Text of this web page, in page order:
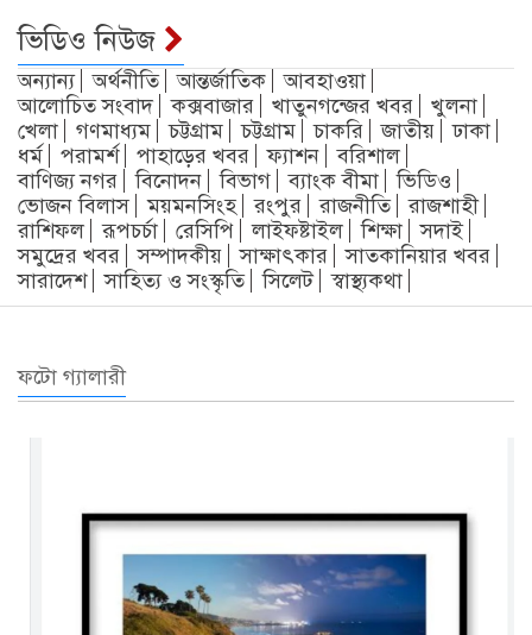
ভিডিও নিউজ
অন্যান্য অর্থনীতি আন্তর্জাতিক
আবহাওয়া
আলোচিত সংবাদ
কক্সবাজার খাতুনগন্জের খবর
খুলনা
খেলা
গণমাধ্যম চট্টগ্রাম চট্টগ্রাম চাকরি জাতীয়
ঢাকা
ধর্ম
পরামর্শ পাহাড়ের খবর ফ্যাশন
বরিশাল
বাণিজ্য নগর
বিনোদন বিভাগ ব্যাংক বীমা
ভিডিও
ভোজন বিলাস
ময়মনসিংহ রংপুর রাজনীতি
রাজশাহী
রাশিফল
রূপচর্চা রেসিপি লাইফষ্টাইল শিক্ষা
সদাই
সমুদ্রের খবর
সম্পাদকীয় সাক্ষাৎকার
সাতকানিয়ার খবর
সারাদেশ
সাহিত্য ও সংস্কৃতি সিলেট স্বাস্থ্যকথা
ফটো গ্যালারী